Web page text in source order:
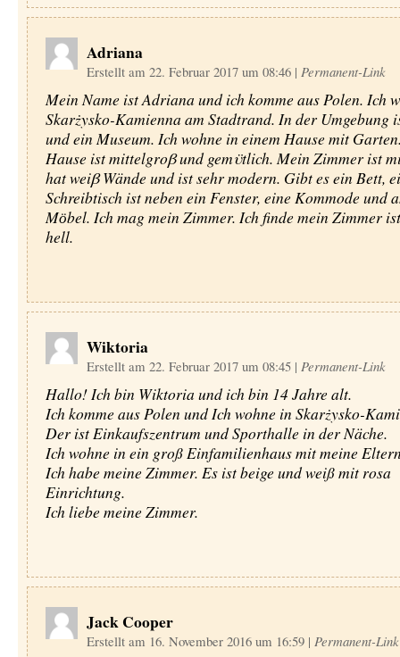
Adriana
Erstellt am 22. Februar 2017 um 08:46 | Permanent-Link
Mein Name ist Adriana und ich komme aus Polen. Ich
Skarżysko-Kamienna am Stadtrand. In der Umgebung
und ein Museum. Ich wohne in einem Hause mit
Hause ist mittelgroβ und gemϋtlich. Mein Zimmer ist
hat weiβ Wände und ist sehr modern. Gibt es ein Bett,
Schreibtisch ist neben ein Fenster, eine Kommode und
Mӧbel. Ich mag mein Zimmer. Ich finde mein Zimmer
hell.
Wiktoria
Erstellt am 22. Februar 2017 um 08:45 | Permanent-Link
Hallo! Ich bin Wiktoria und ich bin 14 Jahre alt.
Ich komme aus Polen und Ich wohne in Skarżysko-
Der ist Einkaufszentrum und Sporthalle in der Näche.
Ich wohne in ein groß Einfamilienhaus mit meine
Ich habe meine Zimmer. Es ist beige und weiß mit rosa
Einrichtung.
Ich liebe meine Zimmer.
Jack Cooper
Erstellt am 16. November 2016 um 16:59 | Permanent-Link